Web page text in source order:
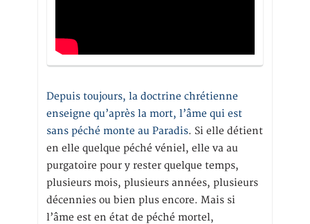
Depuis toujours, la doctrine chrétienne
enseigne qu’après la mort, l’âme qui est
sans péché monte au Paradis. Si elle détient
en elle quelque péché véniel, elle va au
purgatoire pour y rester quelque temps,
plusieurs mois, plusieurs années, plusieurs
décennies ou bien plus encore. Mais si
l’âme est en état de péché mortel,